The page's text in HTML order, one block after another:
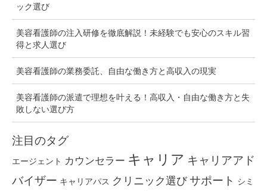
ック選び
美容看護師の注入研修を徹底解説！未経験でも安心のスキル習
得と求人選び
美容看護師の業務委託、自由な働き方と高収入の現実
美容看護師の派遣で理想を叶える！高収入・自由な働き方と失
敗しない選び方
注目のタグ
エージェント カウンセラー キャリア キャリアアド
バイザー キャリアパス クリニック選びサポート シミ